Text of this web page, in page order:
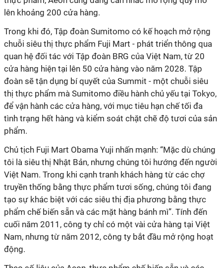
lên khoảng 200 cửa hàng.
Trong khi đó, Tập đoàn Sumitomo có kế hoạch mở rộng
chuỗi siêu thị thực phẩm Fuji Mart - phát triển thông qua
quan hệ đối tác với Tập đoàn BRG của Việt Nam, từ 20
cửa hàng hiện tại lên 50 cửa hàng vào năm 2028. Tập
đoàn sẽ tận dụng bí quyết của Summit - một chuỗi siêu
thị thực phẩm mà Sumitomo điều hành chủ yếu tại Tokyo,
để vận hành các cửa hàng, với mục tiêu hạn chế tối đa
tình trạng hết hàng và kiểm soát chặt chẽ độ tươi của sản
phẩm.
Chủ tịch Fuji Mart Obama Yuji nhấn mạnh: “Mặc dù chúng
tôi là siêu thị Nhật Bản, nhưng chúng tôi hướng đến người
Việt Nam. Trong khi cạnh tranh khách hàng từ các chợ
truyền thống bằng thực phẩm tươi sống, chúng tôi đang
tạo sự khác biệt với các siêu thị địa phương bằng thực
phẩm chế biến sẵn và các mặt hàng bánh mì”. Tính đến
cuối năm 2011, công ty chỉ có một vài cửa hàng tại Việt
Nam, nhưng từ năm 2012, công ty bắt đầu mở rộng hoạt
động.